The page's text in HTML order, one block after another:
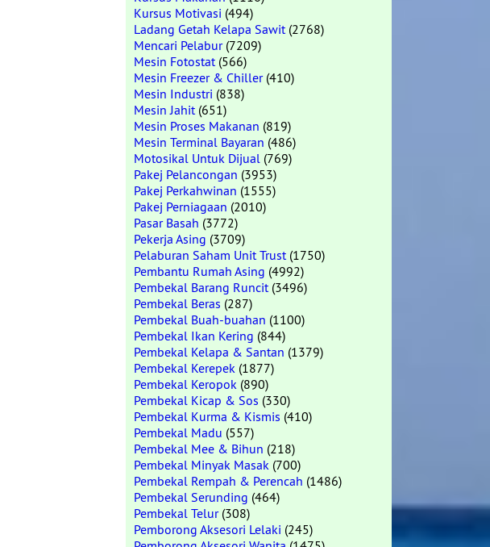
Kursus Motivasi (494)
Ladang Getah Kelapa Sawit(2768)
Mencari Pelabur(7209)
Mesin Fotostat(566)
Mesin Freezer & Chiller(410)
Mesin Industri (838)
Mesin Jahit(651)
Mesin Proses Makanan (819)
Mesin Terminal Bayaran (486)
Motosikal Untuk Dijual (769)
Pakej Pelancongan (3953)
Pakej Perkahwinan (1555)
Pakej Perniagaan (2010)
Pasar Basah (3772)
Pekerja Asing (3709)
Pelaburan Saham Unit Trust(1750)
Pembantu Rumah Asing (4992)
Pembekal Barang Runcit(3496)
Pembekal Beras (287)
Pembekal Buah-buahan (1100)
Pembekal Ikan Kering (844)
Pembekal Kelapa & Santan (1379)
Pembekal Kerepek (1877)
Pembekal Keropok (890)
Pembekal Kicap & Sos (330)
Pembekal Kurma & Kismis (410)
Pembekal Madu (557)
Pembekal Mee & Bihun (218)
Pembekal Minyak Masak (700)
Pembekal Rempah & Perencah (1486)
Pembekal Serunding (464)
Pembekal Telur(308)
Pemborong Aksesori Lelaki (245)